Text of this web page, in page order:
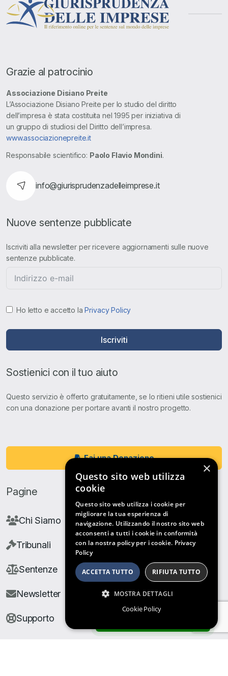
Grazie al patrocinio
Associazione Disiano Preite
L’Associazione Disiano Preite per lo studio del diritto
dell’impresa è stata costituita nel 1995 per iniziativa di
un gruppo di studiosi del Diritto dell’impresa.
www.associazionepreite.it
Responsabile scientifico: Paolo Flavio Mondini.
info@giurisprudenzadelleimprese.it
Nuove sentenze pubblicate
Iscriviti alla newsletter per ricevere aggiornamenti sulle nuove
sentenze pubblicate.
Ho letto e accetto laPrivacy Policy
Iscriviti
Sostienici con il tuo aiuto
Questo servizio è offerto gratuitamente, se lo ritieni utile sostienici
con una donazione per portare avanti il nostro progetto.
Fai una Donazione
Pagine
Chi Siamo
Tribunali
Sentenze
Newsletter
Supporto
×
Questo sito web utilizza
cookie
Questo sito web utilizza i cookie per
migliorare la tua esperienza di
navigazione. Utilizzando il nostro sito web
acconsenti a tutti i cookie in conformità
con la nostra policy per i cookie. Privacy
Policy
ACCETTA TUTTO RIFIUTA TUTTO
MOSTRA DETTAGLI
Cookie Policy